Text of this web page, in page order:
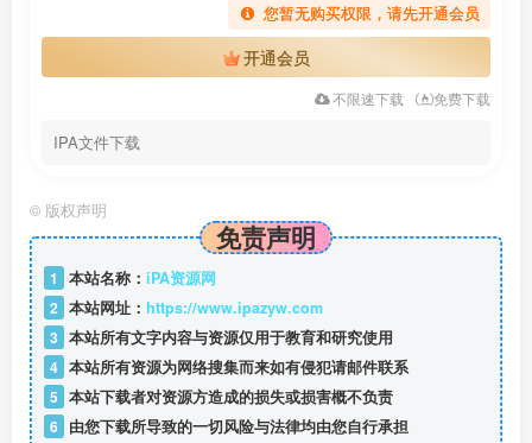
您暂无购买权限，请先开通会员
开通会员
不限速下载 免费下载
IPA文件下载
© 版权声明
免责声明
1 本站名称： iPA资源网
2 本站网址： https://www.ipazyw.com
3 本站所有文字内容与资源仅用于教育和研究使用
4 本站所有资源为网络搜集而来如有侵犯请邮件联系
5 本站下载者对资源方造成的损失或损害概不负责
6 由您下载所导致的一切风险与法律均由您自行承担